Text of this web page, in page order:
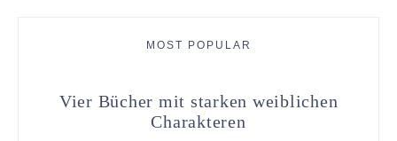
MOST POPULAR
Vier Bücher mit starken weiblichen
Charakteren